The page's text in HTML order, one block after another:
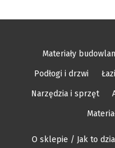
Materiały
Podłogi i drzwi
Narzędzia i sprzęt
O sklepie / Jak to